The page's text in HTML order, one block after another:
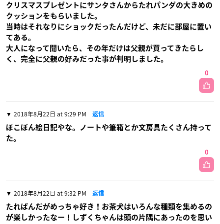
クリスマスプレゼントにサンタさんからたれパンダの大きめの
クッションをもらいました。
当時はそれなりにショックだったんだけど、未だに部屋に置い
てある。
大人になって聞いたら、その年だけは父親が買ってきたらし
く、完全に父親の好みだった事が判明しました。
0
2018年8月22日 at 9:29 PM 返信
ぽこぽん絵日記やな。ノートや筆箱とか文房具たくさん持って
た。
0
2018年8月22日 at 9:32 PM 返信
たれぱんだがめっちゃ好き！お茶犬はいろんな種類を集めるの
が楽しかったなー！しずくちゃんは頭の片隅にあったのを思い